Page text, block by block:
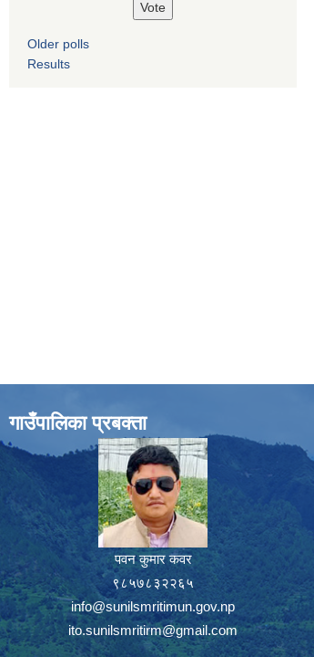
Older polls
Results
गाउँपालिका प्रबक्ता
पवन कुमार कवर
९८५७८३२२६५
info@sunilsmritimun.gov.np
ito.sunilsmritirm@gmail.com